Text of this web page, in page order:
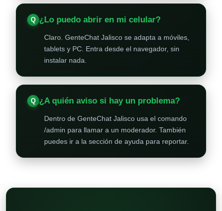
¿Lo puedo abrir en mi celular?
Claro. GenteChat Jalisco se adapta a móviles,
tablets y PC. Entra desde el navegador, sin
instalar nada.
¿A quién aviso si hay un problema?
Dentro de GenteChat Jalisco usa el comando
/admin para llamar a un moderador. También
puedes ir a la sección de ayuda para reportar.